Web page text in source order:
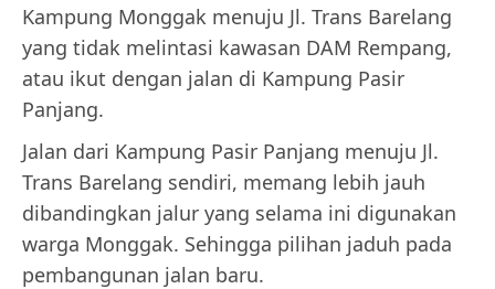
Kampung Monggak menuju Jl. Trans Barelang
yang tidak melintasi kawasan DAM Rempang,
atau ikut dengan jalan di Kampung Pasir
Panjang.
Jalan dari Kampung Pasir Panjang menuju Jl.
Trans Barelang sendiri, memang lebih jauh
dibandingkan jalur yang selama ini digunakan
warga Monggak. Sehingga pilihan jaduh pada
pembangunan jalan baru.